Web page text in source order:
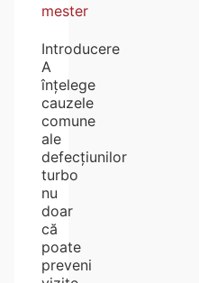
mester
Introducere
A
înțelege
cauzele
comune
ale
defecțiunilor
turbo
nu
doar
că
poate
preveni